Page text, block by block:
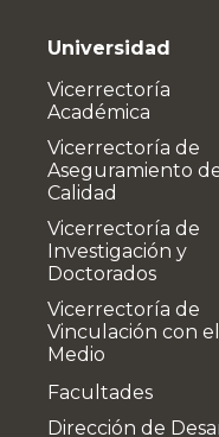
Universidad
Vicerrectoría
Académica
Vicerrectoría de
Aseguramiento
Calidad
Vicerrectoría de
Investigación y
Doctorados
Vicerrectoría de
Vinculación con el
Medio
Facultades
Dirección de